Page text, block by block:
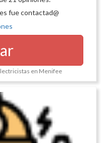
fue contactad@
en Menifee